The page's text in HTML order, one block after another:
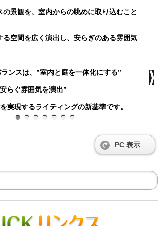
の景観を、室内からの眺めに取り込むこと
る空間を広く演出し、安らぎのある雰囲気
ンスは、”室内と庭を一体化にする”
らぐ雰囲気を演出”
実現するライティングの新基準です。
PC 表示